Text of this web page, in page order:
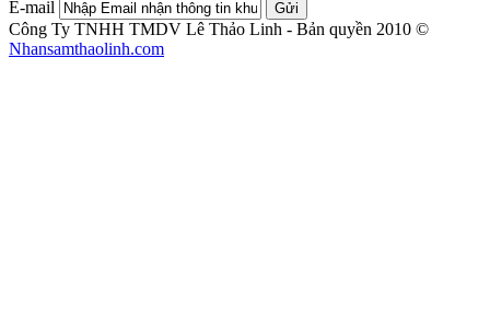
E-mail
Gửi
Công Ty TNHH TMDV Lê Thảo Linh - Bản quyền 2010 ©
Nhansamthaolinh.com